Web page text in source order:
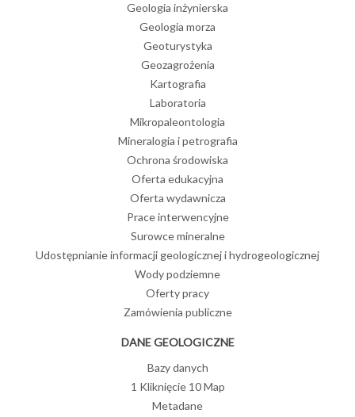
Geologia inżynierska
Geologia morza
Geoturystyka
Geozagrożenia
Kartografia
Laboratoria
Mikropaleontologia
Mineralogia i petrografia
Ochrona środowiska
Oferta edukacyjna
Oferta wydawnicza
Prace interwencyjne
Surowce mineralne
Udostępnianie informacji geologicznej i hydrogeologicznej
Wody podziemne
Oferty pracy
Zamówienia publiczne
DANE GEOLOGICZNE
Bazy danych
1 Kliknięcie 10 Map
Metadane